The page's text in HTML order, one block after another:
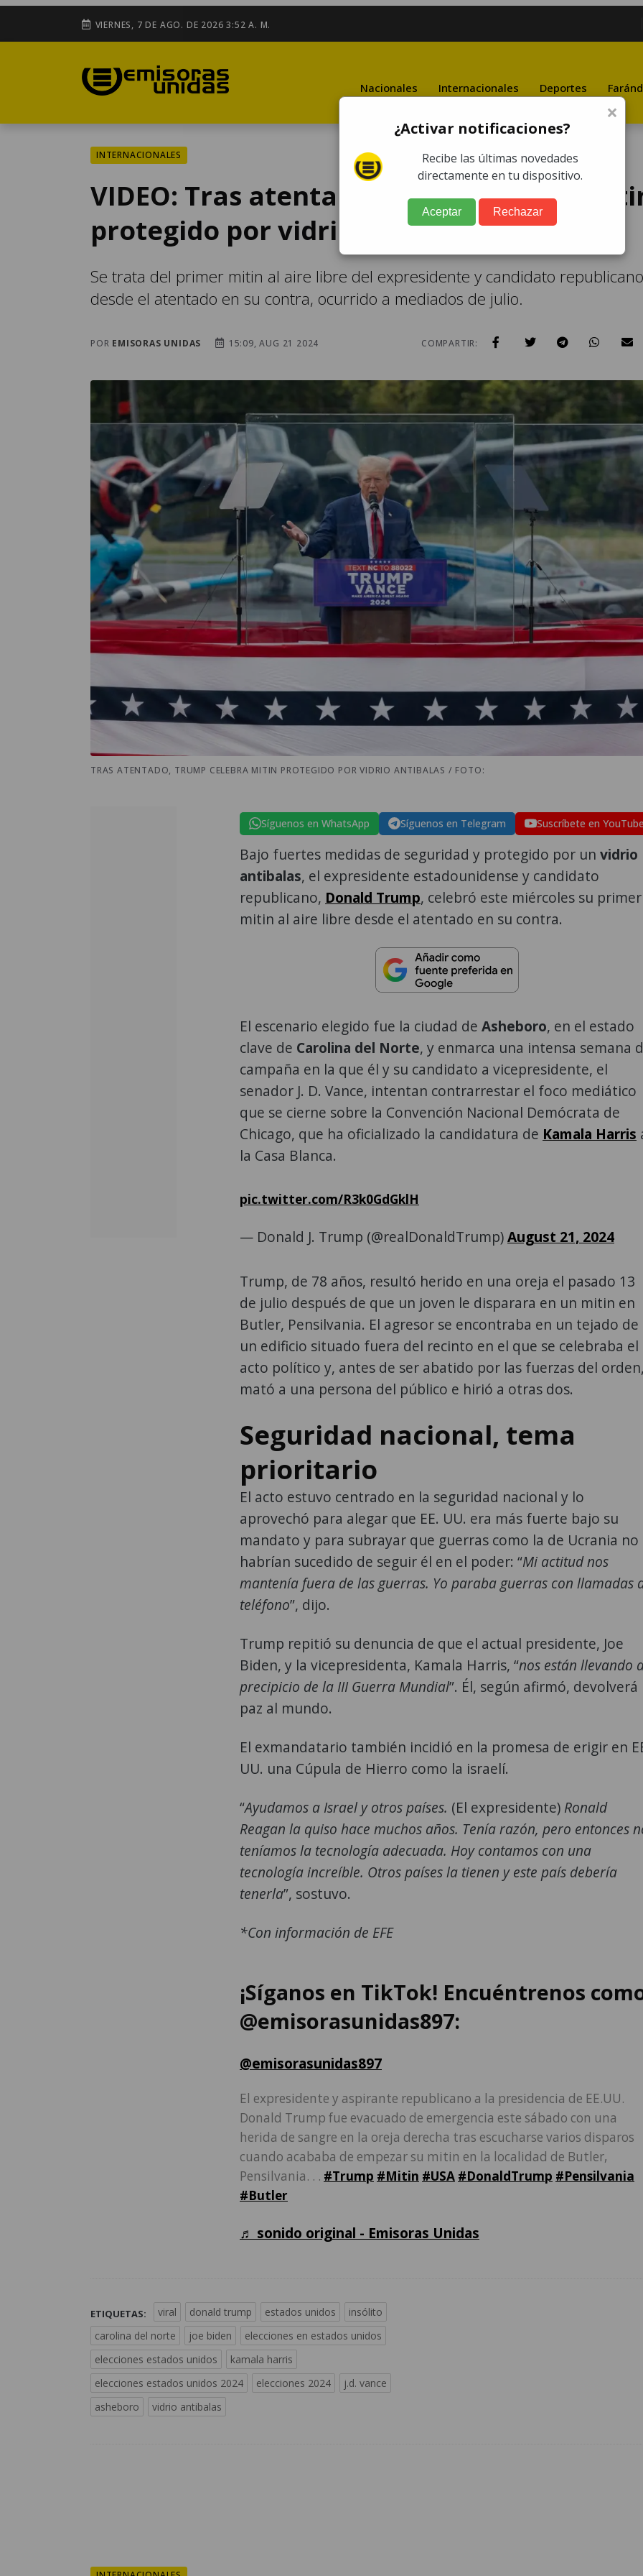
VIERNES, 7 DE AGO. DE 2026 3:52 A. M.
Nacionales Internacionales Deportes
INTERNACIONALES
VIDEO: Tras atentado, Trump celebra
protegido por vidrio antibalas
Se trata del primer mitin al aire libre del expresidente y candidato republicano
desde el atentado en su contra, ocurrido a mediados de julio.
POR EMISORAS UNIDAS 15:09, AUG 21 2024 COMPARTIR:
TRAS ATENTADO, TRUMP CELEBRA MITIN PROTEGIDO POR VIDRIO ANTIBALAS / FOTO:
Síguenos en WhatsApp Síguenos en Telegram Suscríbete en
Bajo fuertes medidas de seguridad y protegido por un vidrio
antibalas, el expresidente estadounidense y candidato
republicano, Donald Trump, celebró este miércoles su primer
mitin al aire libre desde el atentado en su contra.
El escenario elegido fue la ciudad de Asheboro, en el estado
clave de Carolina del Norte, y enmarca una intensa semana
campaña en la que él y su candidato a vicepresidente, el
senador J. D. Vance, intentan contrarrestar el foco mediático
que se cierne sobre la Convención Nacional Demócrata de
Chicago, que ha oficializado la candidatura de Kamala Harris
la Casa Blanca.
pic.twitter.com/R3k0GdGklH
— Donald J. Trump (@realDonaldTrump)August 21, 2024
Trump, de 78 años, resultó herido en una oreja el pasado 13
de julio después de que un joven le disparara en un mitin en
Butler, Pensilvania. El agresor se encontraba en un tejado de
un edificio situado fuera del recinto en el que se celebraba el
acto político y, antes de ser abatido por las fuerzas del
mató a una persona del público e hirió a otras dos.
Seguridad nacional, tema
prioritario
El acto estuvo centrado en la seguridad nacional y lo
aprovechó para alegar que EE. UU. era más fuerte bajo su
mandato y para subrayar que guerras como la de Ucrania no
habrían sucedido de seguir él en el poder: “Mi actitud nos
mantenía fuera de las guerras. Yo paraba guerras con llamadas
teléfono”, dijo.
Trump repitió su denuncia de que el actual presidente, Joe
Biden, y la vicepresidenta, Kamala Harris, “nos están llevando
precipicio de la III Guerra Mundial”. Él, según afirmó, devolverá
paz al mundo.
El exmandatario también incidió en la promesa de erigir en
UU. una Cúpula de Hierro como la israelí.
“Ayudamos a Israel y otros países. (El expresidente) Ronald
Reagan la quiso hace muchos años. Tenía razón, pero entonces
teníamos la tecnología adecuada. Hoy contamos con una
tecnología increíble. Otros países la tienen y este país debería
tenerla”, sostuvo.
*Con información de EFE
¡Síganos en TikTok! Encuéntrenos
@emisorasunidas897:
@emisorasunidas897
El expresidente y aspirante republicano a la presidencia de EE.UU.
Donald Trump fue evacuado de emergencia este sábado con una
herida de sangre en la oreja derecha tras escucharse varios disparos
cuando acababa de empezar su mitin en la localidad de Butler,
Pensilvania. . . #Trump #Mitin #USA #DonaldTrump #Pensilvania
#Butler
♬ sonido original - Emisoras Unidas
ETIQUETAS: viral donald trump estados unidos
insólito
carolina del norte
joe biden
elecciones en estados unidos
elecciones estados unidos
kamala harris
elecciones estados unidos 2024
elecciones 2024
j.d. vance
asheboro
vidrio antibalas
×
¿Activar notificaciones?
Recibe las últimas novedades
directamente en tu dispositivo.
Aceptar Rechazar